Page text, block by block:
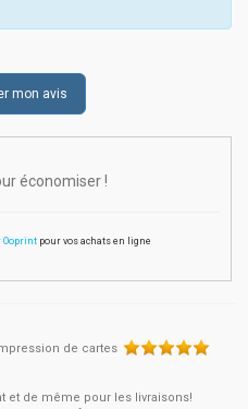
mon avis
économiser !
Ooprintpour vos achats en ligne
de cartes
et de même pour les livraisons!